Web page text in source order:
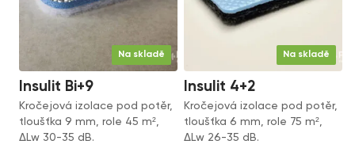
Na skladě
Insulit Bi+9
Kročejová izolace pod potěr,
tloušťka 9 mm, role 45 m²,
ΔLw 30-35 dB.
Na skladě
Insulit 4+2
Kročejová izolace pod potěr,
tloušťka 6 mm, role 75 m²,
ΔLw 26-35 dB.